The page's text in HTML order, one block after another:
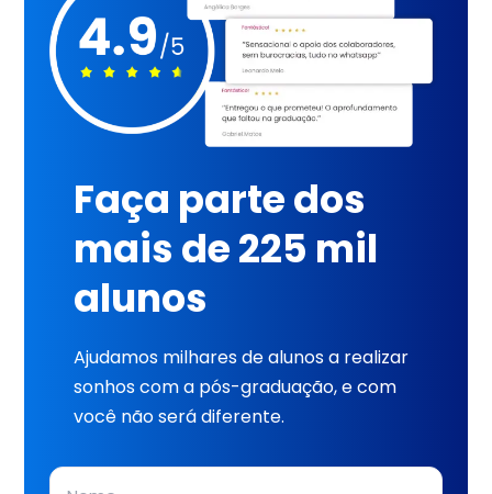
Faça parte dos
mais de 225 mil
alunos
Ajudamos milhares de alunos a realizar
sonhos com a pós-graduação, e com
você não será diferente.